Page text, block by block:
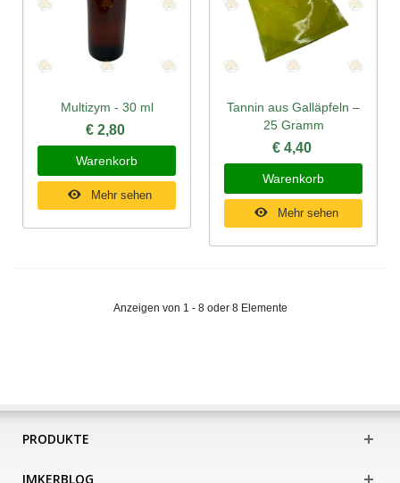
Multizym - 30 ml
€ 2,80
Warenkorb
Mehr sehen
Tannin aus Galläpfeln –
25 Gramm
€ 4,40
Warenkorb
Mehr sehen
Anzeigen von 1 - 8 oder 8 Elemente
PRODUKTE
IMKERBLOG